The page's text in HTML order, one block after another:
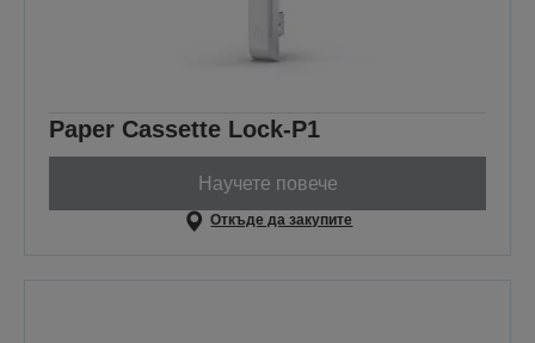
Paper Cassette Lock-P1
Научете повече
Откъде да закупите